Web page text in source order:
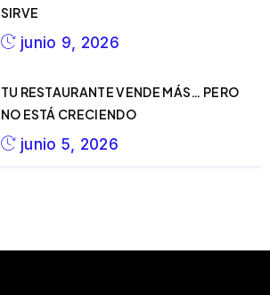
SIRVE
junio 9, 2026
TU RESTAURANTE VENDE MÁS… PERO
NO ESTÁ CRECIENDO
junio 5, 2026